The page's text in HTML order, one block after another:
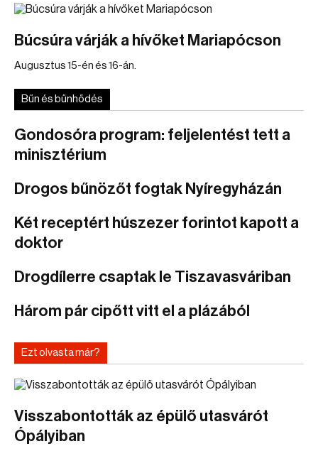
Búcsúra várják a hívőket Mariapócson
Augusztus 15-én és 16-án.
Bűn és bűnhődés
Gondosóra program: feljelentést tett a
minisztérium
Drogos bűnözőt fogtak Nyíregyházán
Két receptért húszezer forintot kapott a
doktor
Drogdílerre csaptak le Tiszavasváriban
Három pár cipőtt vitt el a plázából
Ezt olvasta már?
Visszabontották az épülő utasvárót
Ópályiban